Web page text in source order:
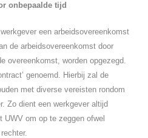
onbepaalde tijd
een arbeidsovereenkomst
de arbeidsovereenkomst door
overeenkomst, worden opgezegd.
genoemd. Hierbij zal de
met diverse vereisten rondom
Zo dient een werkgever altijd
om op te zeggen ofwel